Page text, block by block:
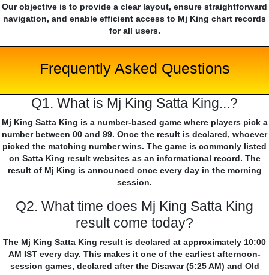
Our objective is to provide a clear layout, ensure straightforward
navigation, and enable efficient access to Mj King chart records
for all users.
Frequently Asked Questions
Q1. What is Mj King Satta King...?
Mj King Satta King is a number-based game where players pick a
number between 00 and 99. Once the result is declared, whoever
picked the matching number wins. The game is commonly listed
on Satta King result websites as an informational record. The
result of Mj King is announced once every day in the morning
session.
Q2. What time does Mj King Satta King
result come today?
The Mj King Satta King result is declared at approximately 10:00
AM IST every day. This makes it one of the earliest afternoon-
session games, declared after the Disawar (5:25 AM) and Old